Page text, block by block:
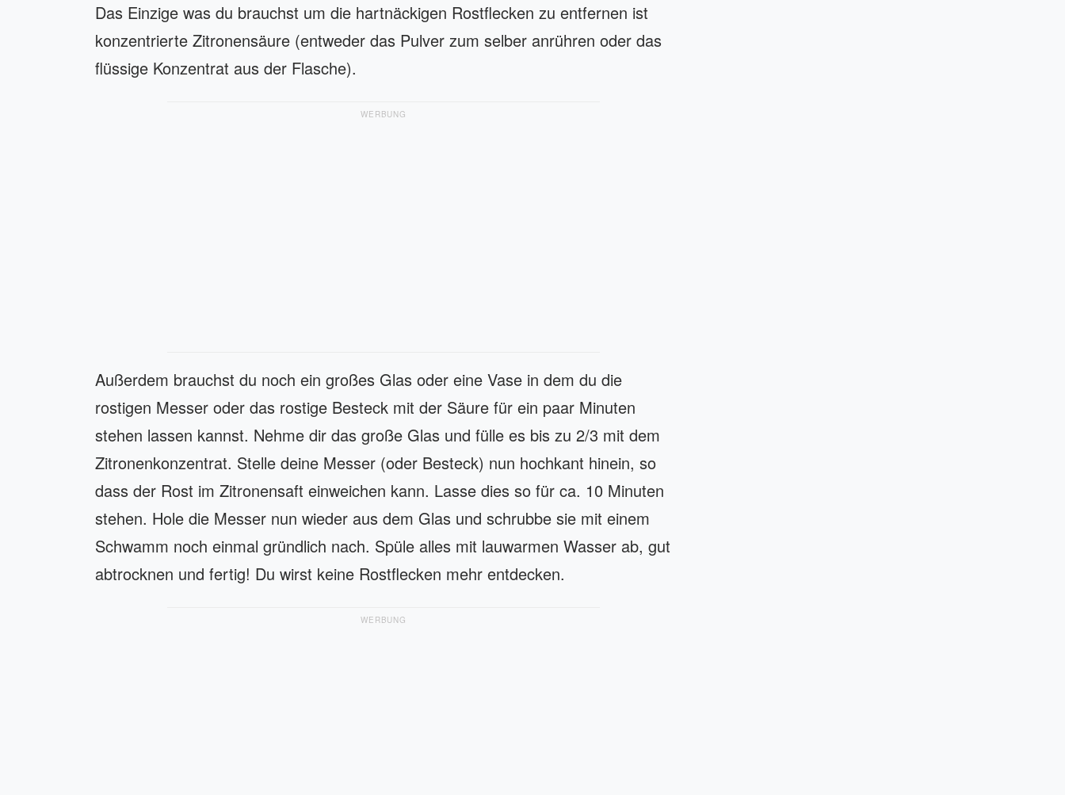
Das Einzige was du brauchst um die hartnäckigen Rostflecken zu entfernen ist
konzentrierte Zitronensäure (entweder das Pulver zum selber anrühren oder das
flüssige Konzentrat aus der Flasche).
WERBUNG
Außerdem brauchst du noch ein großes Glas oder eine Vase in dem du die
rostigen Messer oder das rostige Besteck mit der Säure für ein paar Minuten
stehen lassen kannst. Nehme dir das große Glas und fülle es bis zu 2/3 mit dem
Zitronenkonzentrat. Stelle deine Messer (oder Besteck) nun hochkant hinein, so
dass der Rost im Zitronensaft einweichen kann. Lasse dies so für ca. 10 Minuten
stehen. Hole die Messer nun wieder aus dem Glas und schrubbe sie mit einem
Schwamm noch einmal gründlich nach. Spüle alles mit lauwarmen Wasser ab, gut
abtrocknen und fertig! Du wirst keine Rostflecken mehr entdecken.
WERBUNG